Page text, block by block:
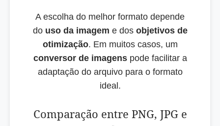
A escolha do melhor formato depende
do uso da imagem e dos objetivos de
otimização. Em muitos casos, um
conversor de imagenspode facilitar a
adaptação do arquivo para o formato
ideal.
Comparação entre PNG, JPG e